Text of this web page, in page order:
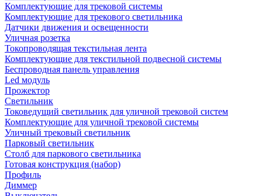
Комплектующие для трековой системы
Комплектующие для трекового светильника
Датчики движения и освещенности
Уличная розетка
Токопроводящая текстильная лента
Комплектующие для текстильной подвесной системы
Беспроводная панель управления
Led модуль
Прожектор
Светильник
Токоведущий светильник для уличной трековой систем
Комплектующие для уличной трековой системы
Уличный трековый светильник
Парковый светильник
Столб для паркового светильника
Готовая конструкция (набор)
Профиль
Диммер